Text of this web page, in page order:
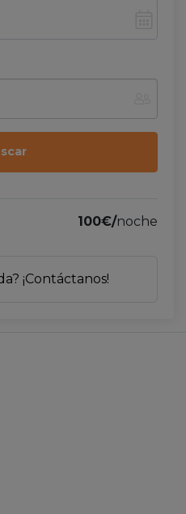
100€/noche
¡Contáctanos!